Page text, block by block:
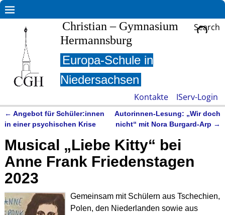
Christian – Gymnasium
Hermannsburg
Search
Europa-Schule in
Niedersachsen
Kontakte IServ-Login
Artikelnavigation
← Angebot für Schüler:innen
in einer psychischen Krise
Autorinnen-Lesung: „Wir doch
nicht“ mit Nora Burgard-Arp →
Musical „Liebe Kitty“ bei
Anne Frank Friedenstagen
2023
Gemeinsam mit Schülern aus Tschechien,
Polen, den Niederlanden sowie aus